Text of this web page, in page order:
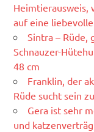
Heimtierausweis,
auf eine
Sintra – Rüde,
Schnauzer-
48 cm
Franklin, der
Rüde sucht sein
Gera ist sehr
und